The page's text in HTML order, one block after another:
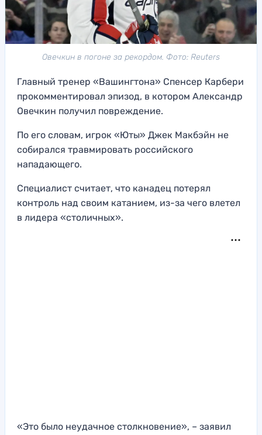
Овечкин в погоне за рекордом. Фото: Reuters
Главный тренер «Вашингтона» Спенсер Карбери
прокомментировал эпизод, в котором Александр
Овечкин получил повреждение.
По его словам, игрок «Юты» Джек Макбэйн не
собирался травмировать российского
нападающего.
Специалист считает, что канадец потерял
контроль над своим катанием, из-за чего влетел
в лидера «столичных».
«Это было неудачное столкновение», – заявил